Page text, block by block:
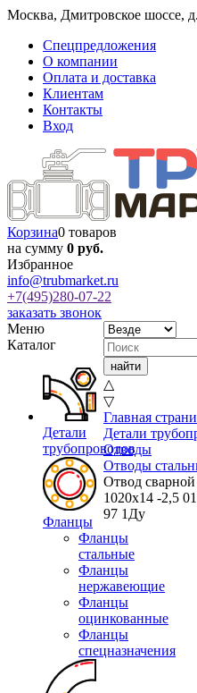
Москва, Дмитровское шоссе,
Спецпредложения
О компании
Оплата и доставка
Клиентам
Контакты
Вход
Корзина0 товаров
на сумму 0 руб.
Избранное
info@trubmarket.ru
+7(495)280-07-22
заказать звонок
Меню
Каталог
Детали
трубопроводов
Фланцы
Фланцы
стальные
Фланцы
нержавеющие
Фланцы
оцинкованные
Фланцы
спецназначения
△
▽
Главная
Детали
Отводы
Отводы
Отвод
1020х14 -2,5
97 1Ду